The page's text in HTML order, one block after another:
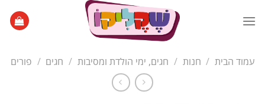
עמוד הבית / חנות / חגים, ימי הולדת ומסיבות / חגים / פורים